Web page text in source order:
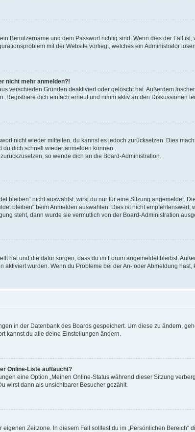
Benutzername und dein Passwort richtig sind. Wenn dies der Fall
mit der Website vorliegt, welches ein Administrator
nicht mehr anmelden?!
verschieden Gründen deaktiviert oder gelöscht hat. Außerdem
Registriere dich einfach erneut und nimm aktiv an den Diskussionen
nicht wieder mitteilen, du kannst es jedoch zurücksetzen. Dies
du dich schnell wieder anmelden können.
so wende dich an die Board-Administration.
bleiben“ nicht auswählst, wirst du nur für eine Sitzung angemeldet.
bleiben“ beim Anmelden auswählen. Dies ist nicht
steht, dann wurde sie vermutlich von der Board-Administration
hat und die dafür sorgen, dass du im Forum angemeldet bleibst.
aktiviert wurden. Wenn du Probleme bei der An- oder Abmeldung
in der Datenbank des Boards gespeichert. Um diese zu ändern,
kannst du alle deine Einstellungen ändern.
Online-Liste auftaucht?
eine Option „Meinen Online-Status während dieser Sitzung
wirst dann als unsichtbarer Besucher gezählt.
Zeitzone. In diesem Fall solltest du im „Persönlichen Bereich“